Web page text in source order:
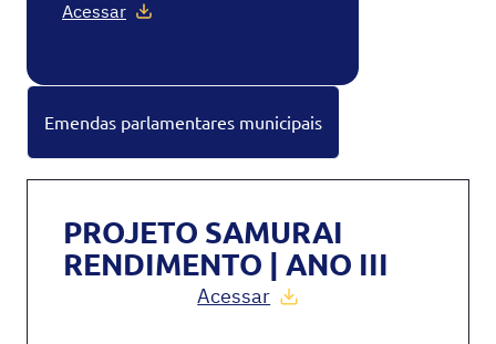
Acessar
Emendas parlamentares municipais
PROJETO SAMURAI
RENDIMENTO | ANO III
Acessar